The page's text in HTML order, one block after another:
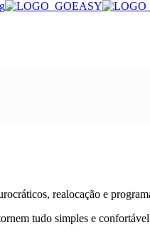
realocação e
tudo simples e